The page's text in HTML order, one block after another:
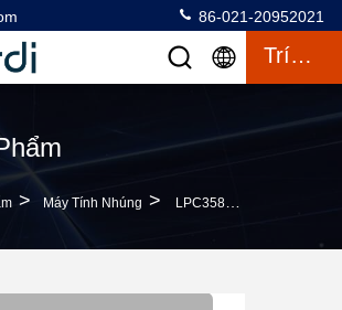
86-021-20952021
Trích Dẫn
> Máy Tính Nhúng > LPC3588 Máy Tính Nhúng Với Đầu Vào Điện DC12V - 3A DC Jack 5.5 * 2.1 Mm / PH2.0 Bộ Kết Nối Wafer